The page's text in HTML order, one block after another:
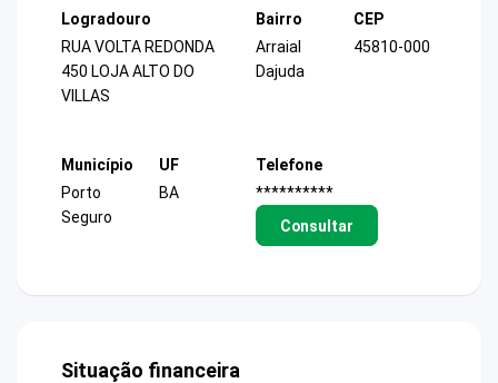
Logradouro
RUA VOLTA REDONDA
450 LOJA ALTO DO
VILLAS
Bairro
Arraial
Dajuda
CEP
45810-000
Município
Porto
Seguro
UF
BA
Telefone
**********
Consultar
Situação financeira